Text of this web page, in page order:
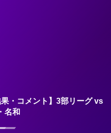
・コメント】3部リーグ vs
名和